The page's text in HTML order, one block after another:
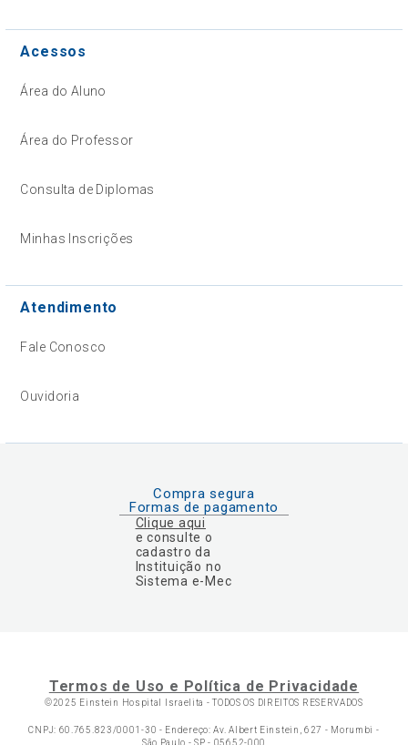
Acessos
Área do Aluno
Área do Professor
Consulta de Diplomas
Minhas Inscrições
Atendimento
Fale Conosco
Ouvidoria
Compra segura
Formas de pagamento
Clique aqui
e consulte o
cadastro da
Instituição no
Sistema e-Mec
Termos de Uso e Política de Privacidade
©2025 Einstein Hospital Israelita -TODOS OS DIREITOS RESERVADOS
CNPJ: 60.765.823/0001-30 - Endereço: Av. Albert Einstein, 627 - Morumbi -
São Paulo - SP - 05652-000